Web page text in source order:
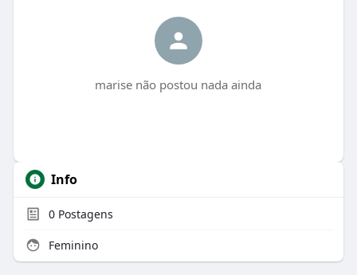
marise não postou nada ainda
Info
0Postagens
Feminino